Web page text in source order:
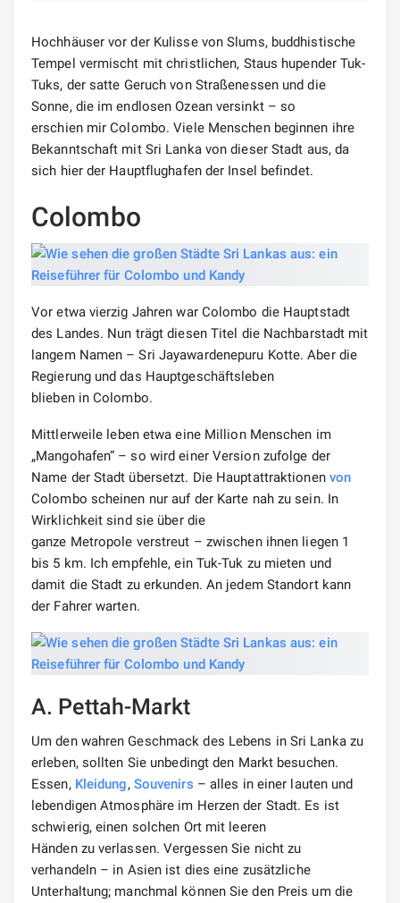
Hochhäuser vor der Kulisse von Slums, buddhistische
Tempel vermischt mit christlichen, Staus hupender Tuk-
Tuks, der satte Geruch von Straßenessen und die
Sonne, die im endlosen Ozean versinkt – so
erschien mir Colombo. Viele Menschen beginnen ihre
Bekanntschaft mit Sri Lanka von dieser Stadt aus, da
sich hier der Hauptflughafen der Insel befindet.
Colombo
Vor etwa vierzig Jahren war Colombo die Hauptstadt
des Landes. Nun trägt diesen Titel die Nachbarstadt mit
langem Namen – Sri Jayawardenepuru Kotte. Aber die
Regierung und das Hauptgeschäftsleben
blieben in Colombo.
Mittlerweile leben etwa eine Million Menschen im
„Mangohafen“ – so wird einer Version zufolge der
Name der Stadt übersetzt. Die Hauptattraktionen von
Colombo scheinen nur auf der Karte nah zu sein. In
Wirklichkeit sind sie über die
ganze Metropole verstreut – zwischen ihnen liegen 1
bis 5 km. Ich empfehle, ein Tuk-Tuk zu mieten und
damit die Stadt zu erkunden. An jedem Standort kann
der Fahrer warten.
A. Pettah-Markt
Um den wahren Geschmack des Lebens in Sri Lanka zu
erleben, sollten Sie unbedingt den Markt besuchen.
Essen, Kleidung, Souvenirs – alles in einer lauten und
lebendigen Atmosphäre im Herzen der Stadt. Es ist
schwierig, einen solchen Ort mit leeren
Händen zu verlassen. Vergessen Sie nicht zu
verhandeln – in Asien ist dies eine zusätzliche
Unterhaltung; manchmal können Sie den Preis um die